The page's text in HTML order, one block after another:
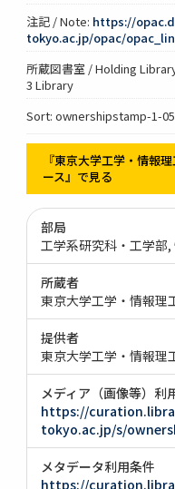
注記 / Note: https://
tokyo.ac.jp/opac/
所蔵図書室 / Holding
3 Library
Sort: ownershipstamp-1-
『東京大学工学・情報
ース』で見る
部局
工学系研究科・工学部
所蔵者
東京大学工学・情報理
提供者
東京大学工学・情報理
メディア（画像等）利
https://
tokyo.ac.jp/s/
メタデータ利用条件
https://